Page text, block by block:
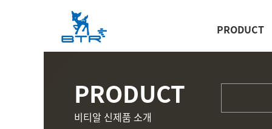
PRODUCT
PRODUCT
비티알 신제품 소개